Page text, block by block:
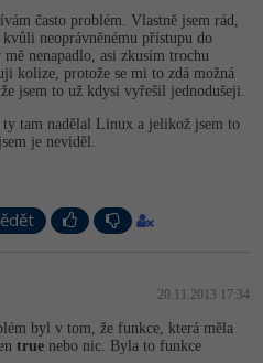
-25%
často problém. Vlastně jsem rád,
kvůli neoprávněnému přístupu do
nenapadlo, asi zkusím trochu
kolize, protože se mi to zdá možná
jsem to už kdysi vyřešil jednodušeji.
ty tam nadělal Linux a jelikož jsem to
je neviděl.
20.11.2013 17:34
byl v tom, že funkce, která měla
true nebo nic. Byla to funkce